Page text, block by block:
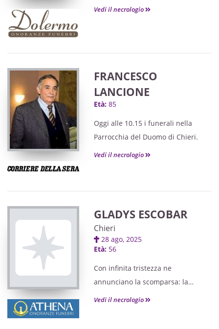
GIACOMO CON IL PAPÀ GIULIANO,
Vedi il necrologio
FRANCESCO
LANCIONE
Età: 85
Oggi alle 10.15 i funerali nella
Parrocchia del Duomo di Chieri.
Vedi il necrologio
GLADYS ESCOBAR
Chieri
28 ago, 2025
Età: 56
Con infinita tristezza ne
annunciano la scomparsa: la
mamma Alcira, Cesare, le figlie
Vedi il necrologio